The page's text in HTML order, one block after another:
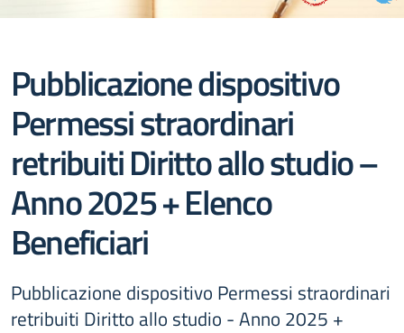
Pubblicazione dispositivo
Permessi straordinari
retribuiti Diritto allo studio –
Anno 2025 + Elenco
Beneficiari
Pubblicazione dispositivo Permessi straordinari
retribuiti Diritto allo studio - Anno 2025 +